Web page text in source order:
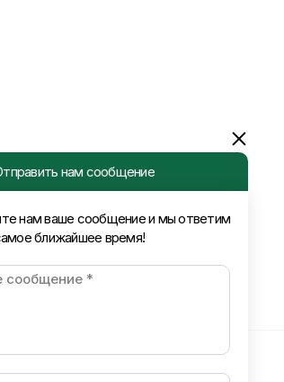
решетки или кожухи
нам сообщение
нам ваше сообщение и мы ответим
ближайшее время!